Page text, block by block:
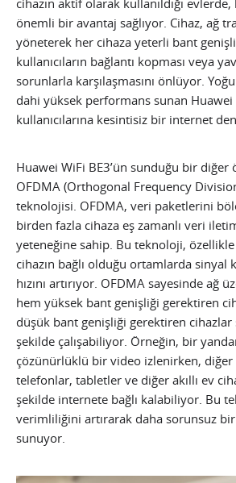
cihazın aktif olarak kullanıldığı
önemli bir avantaj sağlıyor. Cihaz, ağ
yöneterek her cihaza yeterli bant
kullanıcıların bağlantı kopması veya
sorunlarla karşılaşmasını önlüyor.
dahi yüksek performans sunan Huawei
kullanıcılarına kesintisiz bir internet
Huawei WiFi BE3’ün sunduğu bir
OFDMA (Orthogonal Frequency
teknolojisi. OFDMA, veri paketlerini
birden fazla cihaza eş zamanlı veri
yeteneğine sahip. Bu teknoloji, özellikle
cihazın bağlı olduğu ortamlarda sinyal
hızını artırıyor. OFDMA sayesinde ağ
hem yüksek bant genişliği gerektiren
düşük bant genişliği gerektiren
şekilde çalışabiliyor. Örneğin, bir
çözünürlüklü bir video izlenirken, diğer
telefonlar, tabletler ve diğer akıllı ev
şekilde internete bağlı kalabiliyor. Bu
verimliliğini artırarak daha sorunsuz
sunuyor.